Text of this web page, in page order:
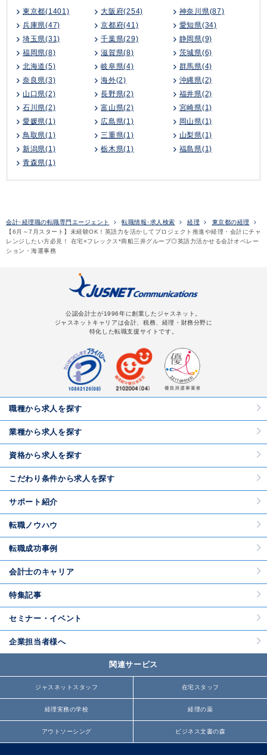
東京都(1401) 大阪府(254)
神奈川県(87)
兵庫県(47)
京都府(41)
愛知県(34)
埼玉県(31)
千葉県(29)
静岡県(9)
福岡県(8)
滋賀県(8)
茨城県(6)
北海道(5)
岐阜県(4)
群馬県(4)
奈良県(3)
海外(2)
沖縄県(2)
山口県(2)
長野県(2)
福井県(2)
石川県(2)
富山県(2)
宮崎県(1)
愛媛県(1)
広島県(1)
岡山県(1)
鳥取県(1)
三重県(1)
山梨県(1)
新潟県(1)
栃木県(1)
福島県(1)
青森県(1)
会計･経理職の転職専門エージェント 転職情報･求人検索 経理
東京都の経理
【6月～7月スタート】未経験OK！英語力を活かしてプロジェクト推進や経理・会計にチャ
レンジしたい方必見！ 在宅×フレックス*商船三井グループ◎英語力活かせる会計オペレー
ション・海運事務
公認会計士が1996年に創業したジャスネット。
ジャスネットキャリアは会計、税務、経理・財務分野に
特化した転職支援サイトです。
職種から求人を探す
業種から求人を探す
資格から求人を探す
こだわり条件から求人を探す
サポート紹介
転職ノウハウ
転職成功事例
会計士のキャリア
特集記事
セミナー・イベント
企業担当者様へ
関連サービス
ジャスネットスタッフ 在宅スタッフ
経理実務の学校 経理の薬
アウトソーシング ビジネス文書の森